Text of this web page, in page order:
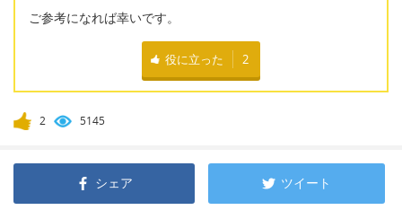
ご参考になれば幸いです。
役に立った 2
2 5145
シェア ツイート